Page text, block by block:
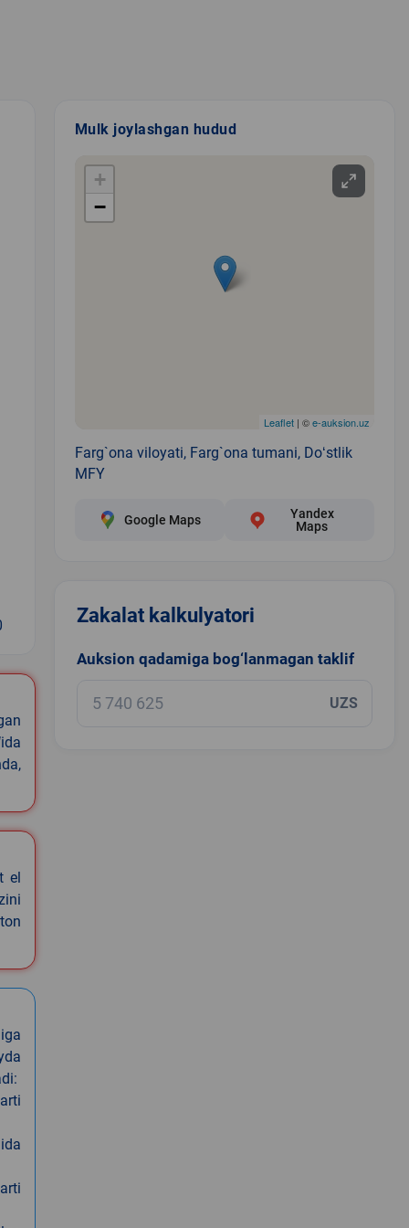
el
Mulk joylashgan hudud
+
−
Leaflet| ©e-auksion.uz
Farg`ona viloyati, Farg`ona tumani, Doʻstlik
MFY
Google Maps
Yandex
Maps
Zakalat kalkulyatori
Auksion qadamiga bog‘lanmagan taklif
UZS